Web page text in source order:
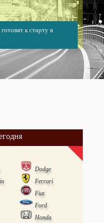
к старту в
Dodge
Ferrari
Fiat
Ford
Honda